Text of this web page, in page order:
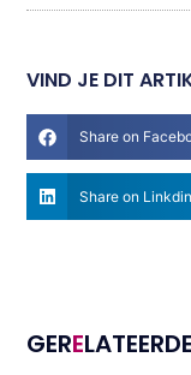
VIND JE DIT
Share on
Share on Linkdin
GERE